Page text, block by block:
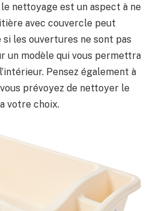
nettoyage est un aspect à ne
avec couvercle peut
les ouvertures ne sont pas
un modèle qui vous permettra
Pensez également à
prévoyez de nettoyer le
votre choix.